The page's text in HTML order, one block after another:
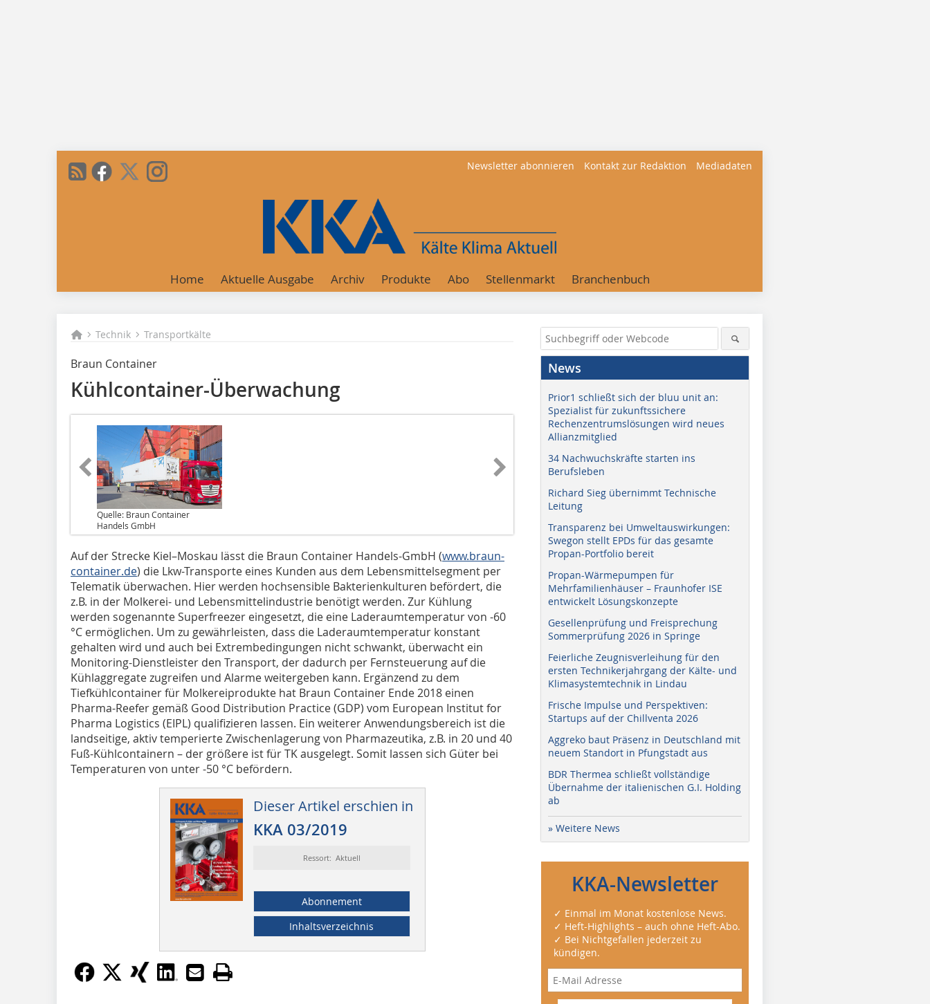
Newsletter abonnieren Kontakt zur Redaktion Mediadaten
Home Aktuelle Ausgabe Archiv Produkte Abo Stellenmarkt Branchenbuch
Technik Transportkälte
Braun Container
Kühlcontainer-Überwachung
Quelle: Braun Container
Handels GmbH
Auf der Strecke Kiel–Moskau lässt die Braun Container Handels-GmbH (www.braun-
container.de) die Lkw-Transporte eines Kunden aus dem Lebensmittelsegment per
Telematik überwachen. Hier werden hochsensible Bakterienkulturen befördert, die
z.B. in der Molkerei- und Lebensmittelindustrie benötigt werden. Zur Kühlung
werden sogenannte Superfreezer eingesetzt, die eine Laderaumtemperatur von -60
°C ermöglichen. Um zu gewährleisten, dass die Laderaumtemperatur konstant
gehalten wird und auch bei Extrembedingungen nicht schwankt, überwacht ein
Monitoring-Dienstleister den Transport, der dadurch per Fernsteuerung auf die
Kühlaggregate zugreifen und Alarme weitergeben kann. Ergänzend zu dem
Tiefkühlcontainer für Molkereiprodukte hat Braun Container Ende 2018 einen
Pharma-Reefer gemäß Good Distribution Practice (GDP) vom European Institut for
Pharma Logistics (EIPL) qualifizieren lassen. Ein weiterer Anwendungsbereich ist die
landseitige, aktiv temperierte Zwischenlagerung von Pharmazeutika, z.B. in 20 und 40
Fuß-Kühlcontainern – der größere ist für TK ausgelegt. Somit lassen sich Güter bei
Temperaturen von unter -50 °C befördern.
Dieser Artikel erschien in
KKA 03/2019
Ressort: Aktuell
Abonnement
Inhaltsverzeichnis
News
Prior1 schließt sich der bluu unit an:
Spezialist für zukunftssichere
Rechenzentrumslösungen wird neues
Allianzmitglied
34 Nachwuchskräfte starten ins
Berufsleben
Richard Sieg übernimmt Technische
Leitung
Transparenz bei Umweltauswirkungen:
Swegon stellt EPDs für das gesamte
Propan-Portfolio bereit
Propan-Wärmepumpen für
Mehrfamilienhäuser – Fraunhofer ISE
entwickelt Lösungskonzepte
Gesellenprüfung und Freisprechung
Sommerprüfung 2026 in Springe
Feierliche Zeugnisverleihung für den
ersten Technikerjahrgang der Kälte- und
Klimasystemtechnik in Lindau
Frische Impulse und Perspektiven:
Startups auf der Chillventa 2026
Aggreko baut Präsenz in Deutschland mit
neuem Standort in Pfungstadt aus
BDR Thermea schließt vollständige
Übernahme der italienischen G.I. Holding
ab
» Weitere News
KKA-Newsletter
✓ Einmal im Monat kostenlose News.
✓ Heft-Highlights – auch ohne Heft-Abo.
✓ Bei Nichtgefallen jederzeit zu
kündigen.